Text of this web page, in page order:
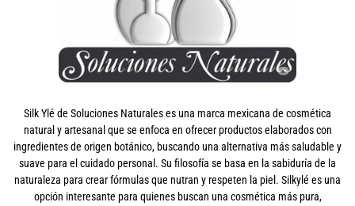
Silk Ylé de Soluciones Naturales es una marca mexicana de cosmética
natural y artesanal que se enfoca en ofrecer productos elaborados con
ingredientes de origen botánico, buscando una alternativa más saludable y
suave para el cuidado personal. Su filosofía se basa en la sabiduría de la
naturaleza para crear fórmulas que nutran y respeten la piel. Silkylé es una
opción interesante para quienes buscan una cosmética más pura,